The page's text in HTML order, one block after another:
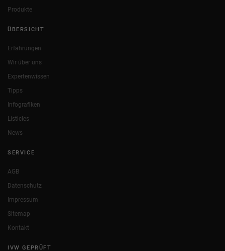
Produkte
ÜBERSICHT
Erfahrungen
Wir über uns
Expertenwissen
Tipps
Infografiken
Listicles
News
SERVICE
AGB
Datenschutz
Impressum
Sitemap
Kontakt
IVW GEPRÜFT